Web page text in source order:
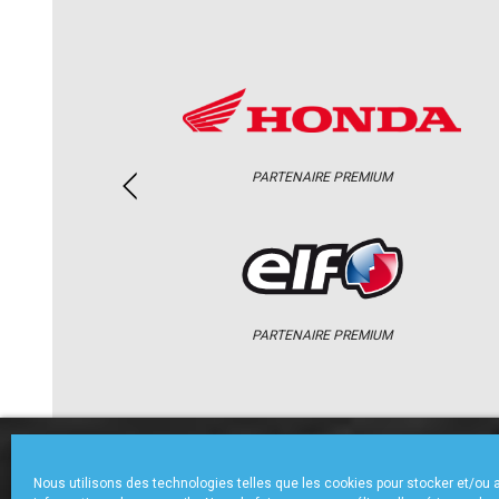
Nous utilisons des technologies telles que les cookies pour stocker et/ou
PARTENAIRE PREMIUM
PARTENAIRE PREMIUM
ACCUEIL CHAMPIONNAT